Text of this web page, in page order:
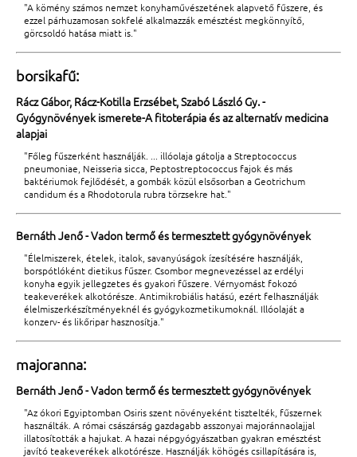
"A kömény számos nemzet konyhaművészetének alapvető fűszere, és
ezzel párhuzamosan sokfelé alkalmazzák emésztést megkönnyítő,
görcsoldó hatása miatt is."
borsikafű:
Rácz Gábor, Rácz-Kotilla Erzsébet, Szabó László Gy. -
Gyógynövények ismerete-A fitoterápia és az alternatív medicina
alapjai
"Főleg fűszerként használják. ... illóolaja gátolja a Streptococcus
pneumoniae, Neisseria sicca, Peptostreptococcus fajok és más
baktériumok fejlődését, a gombák közül elsősorban a Geotrichum
candidum és a Rhodotorula rubra törzsekre hat."
Bernáth Jenő - Vadon termő és termesztett gyógynövények
"Élelmiszerek, ételek, italok, savanyúságok ízesítésére használják,
borspótlóként dietikus fűszer. Csombor megnevezéssel az erdélyi
konyha egyik jellegzetes és gyakori fűszere. Vérnyomást fokozó
teakeverékek alkotórésze. Antimikrobiális hatású, ezért felhasználják
élelmiszerkészítményeknél és gyógykozmetikumoknál. Illóolaját a
konzerv- és likőripar hasznosítja."
majoranna:
Bernáth Jenő - Vadon termő és termesztett gyógynövények
"Az ókori Egyiptomban Osiris szent növényeként tisztelték, fűszernek
használták. A római császárság gazdagabb asszonyai majoránnaolajjal
illatosították a hajukat. A hazai népgyógyászatban gyakran emésztést
javító teakeverékek alkotórésze. Használják köhögés csillapítására is,